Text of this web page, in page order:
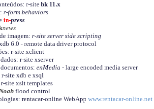
r-site bk 11.x
r-form behaviors
in-press
news
imagem: r-site server side scripting
6.0 - remote data driver protocol
r-site xclient
r-site xserver
enMedia - large encoded media server
site xdb e xsql
site xslt templates
flood control
rentacar-online WebApp www.rentacar-online.net